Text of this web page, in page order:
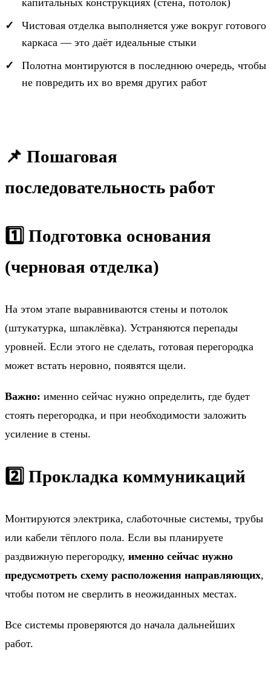
капитальных конструкциях (стена, потолок)
Чистовая отделка выполняется уже вокруг готового
каркаса — это даёт идеальные стыки
Полотна монтируются в последнюю очередь, чтобы
не повредить их во время других работ
📌 Пошаговая
последовательность работ
1️⃣ Подготовка основания
(черновая отделка)
На этом этапе выравниваются стены и потолок
(штукатурка, шпаклёвка). Устраняются перепады
уровней. Если этого не сделать, готовая перегородка
может встать неровно, появятся щели.
Важно: именно сейчас нужно определить, где будет
стоять перегородка, и при необходимости заложить
усиление в стены.
2️⃣ Прокладка коммуникаций
Монтируются электрика, слаботочные системы, трубы
или кабели тёплого пола. Если вы планируете
раздвижную перегородку, именно сейчас нужно
предусмотреть схему расположения направляющих,
чтобы потом не сверлить в неожиданных местах.
Все системы проверяются до начала дальнейших
работ.